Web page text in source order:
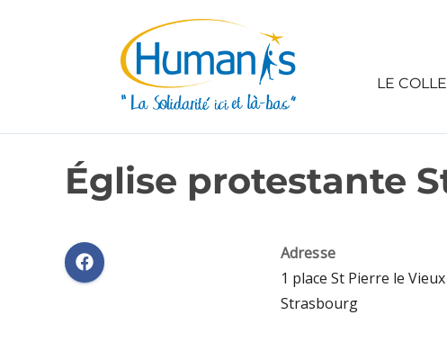
LE
Église protestante
Adresse
1 place St Pierre le Vieux
Strasbourg